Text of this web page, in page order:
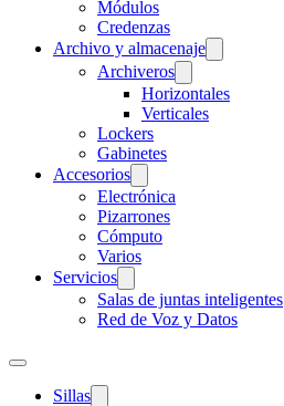
Módulos
Credenzas
Archivo y almacenaje
Archiveros
Horizontales
Verticales
Lockers
Gabinetes
Accesorios
Electrónica
Pizarrones
Cómputo
Varios
Servicios
Salas de juntas inteligentes
Red de Voz y Datos
Sillas